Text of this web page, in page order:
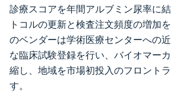
診療スコアを年間アルブミン尿率に
トコルの更新と検査注文頻度の増加
のベンダーは学術医療センターへの
な臨床試験登録を行い、バイオマー
縮し、地域を市場初投入のフロント
す。